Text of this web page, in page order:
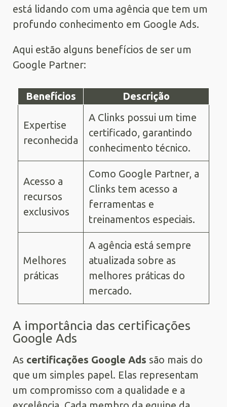
está lidando com uma agência que tem um
profundo conhecimento em Google Ads.
Aqui estão alguns benefícios de ser um
Google Partner:
Benefícios Descrição
Expertise
reconhecida
A Clinks possui um time
certificado, garantindo
conhecimento técnico.
Acesso a
recursos
exclusivos
Como Google Partner, a
Clinks tem acesso a
ferramentas e
treinamentos especiais.
Melhores
práticas
A agência está sempre
atualizada sobre as
melhores práticas do
mercado.
A importância das certificações
Google Ads
As certificações Google Ads são mais do
que um simples papel. Elas representam
um compromisso com a qualidade e a